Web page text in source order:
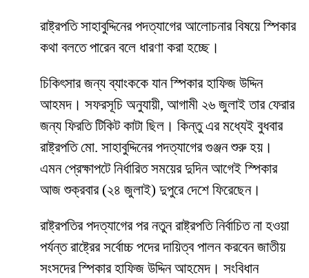
রাষ্ট্রপতি সাহাবুদ্দিনের পদত্যাগের আলোচনার বিষয়ে স্পিকার
কথা বলতে পারেন বলে ধারণা করা হচ্ছে।
চিকিৎসার জন্য ব্যাংককে যান স্পিকার হাফিজ উদ্দিন
আহমদ। সফরসূচি অনুযায়ী, আগামী ২৬ জুলাই তার ফেরার
জন্য ফিরতি টিকিট কাটা ছিল। কিন্তু এর মধ্যেই বুধবার
রাষ্ট্রপতি মো. সাহাবুদ্দিনের পদত্যাগের গুঞ্জন শুরু হয়।
এমন প্রেক্ষাপটে নির্ধারিত সময়ের দুদিন আগেই স্পিকার
আজ শুক্রবার (২৪ জুলাই) দুপুরে দেশে ফিরেছেন।
রাষ্ট্রপতির পদত্যাগের পর নতুন রাষ্ট্রপতি নির্বাচিত না হওয়া
পর্যন্ত রাষ্ট্রের সর্বোচ্চ পদের দায়িত্ব পালন করবেন জাতীয়
সংসদের স্পিকার হাফিজ উদ্দিন আহমেদ। সংবিধান